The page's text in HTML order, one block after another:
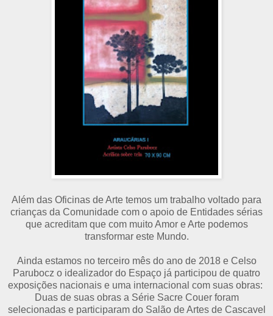
Além das Oficinas de Arte temos um trabalho voltado para
crianças da Comunidade com o apoio de Entidades sérias
que acreditam que com muito Amor e Arte podemos
transformar este Mundo.
Ainda estamos no terceiro mês do ano de 2018 e Celso
Parubocz o idealizador do Espaço já participou de quatro
exposições nacionais e uma internacional com suas obras:
Duas de suas obras a Série Sacre Couer foram
selecionadas e participaram do Salão de Artes de Cascavel